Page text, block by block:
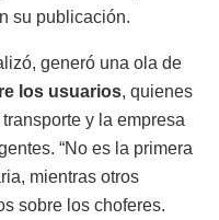
su publicación.
generó una ola de
los usuarios, quienes
y la empresa
“No es la primera
mientras otros
sobre los choferes.